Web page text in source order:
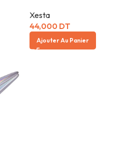
Xesta
44,000 DT
Ajouter Au Panier